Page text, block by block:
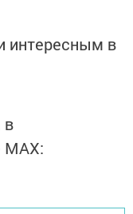
интересным в
в
MАХ: